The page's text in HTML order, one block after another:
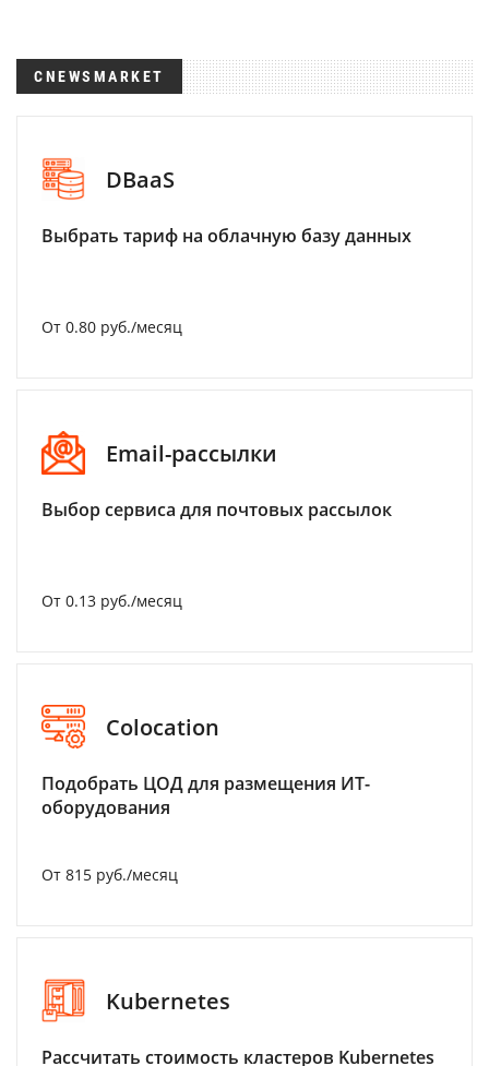
CNEWSMARKET
DBaaS
Выбрать тариф на облачную базу данных
От 0.80 руб./месяц
Email-рассылки
Выбор сервиса для почтовых рассылок
От 0.13 руб./месяц
Colocation
Подобрать ЦОД для размещения ИТ-
оборудования
От 815 руб./месяц
Kubernetes
Рассчитать стоимость кластеров Kubernetes